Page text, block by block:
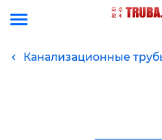
Канализационные